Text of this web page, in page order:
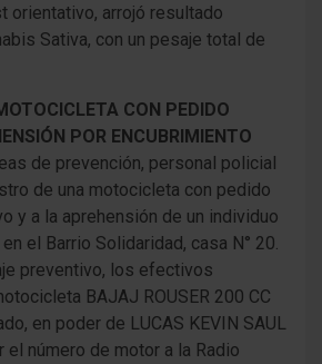
orientativo, arrojó resultado
Sativa, con un pesaje total de
CON PEDIDO
POR ENCUBRIMIENTO
de prevención, personal policial
de una motocicleta con pedido
y a la aprehensión de un individuo
el Barrio Solidaridad, casa N° 20.
preventivo, los efectivos
BAJAJ ROUSER 200 CC
en poder de LUCAS KEVIN SAUL
el número de motor a la Radio